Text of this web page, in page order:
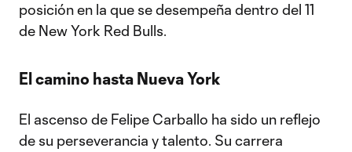
posición en la que se desempeña dentro del 11
de New York Red Bulls.
El camino hasta Nueva York
El ascenso de Felipe Carballo ha sido un reflejo
de su perseverancia y talento. Su carrera